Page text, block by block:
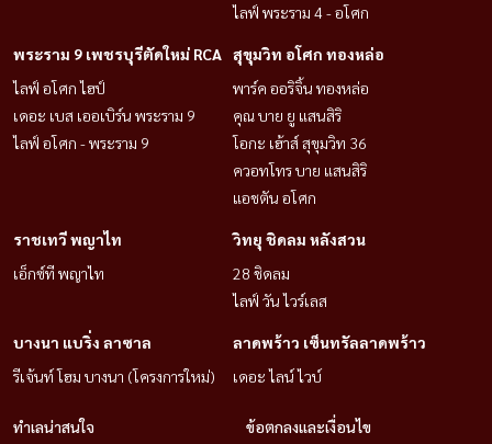
ไลฟ์ พระราม 4 - อโศก
พระราม 9 เพชรบุรีตัดใหม่ RCA
ไลฟ์ อโศก ไฮป์
เดอะ เบส เออเบิร์น พระราม 9
ไลฟ์ อโศก - พระราม 9
สุขุมวิท อโศก ทองหล่อ
พาร์ค ออริจิ้น ทองหล่อ
คุณ บาย ยู แสนสิริ
โอกะ เฮ้าส์ สุขุมวิท 36
ควอทโทร บาย แสนสิริ
แอชตัน อโศก
ราชเทวี พญาไท
เอ็กซ์ที พญาไท
วิทยุ ชิดลม หลังสวน
28 ชิดลม
ไลฟ์ วัน ไวร์เลส
บางนา แบริ่ง ลาซาล
รีเจ้นท์ โฮม บางนา (โครงการใหม่)
ลาดพร้าว เซ็นทรัลลาดพร้าว
เดอะ ไลน์ ไวบ์
ทำเลน่าสนใจ ข้อตกลงและเงื่อนไข